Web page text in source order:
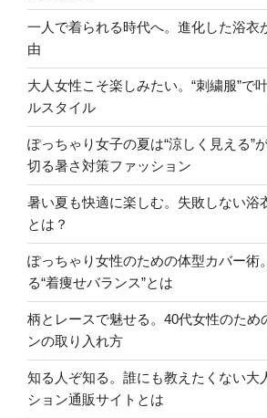
一人で着られる時代へ。進化した浴衣
由
大人女性こそ楽しみたい。“刺繍服”で
ルスタイル
ぽっちゃり女子の夏は“涼しく見える”
切る暑さ対策ファッション
暑い夏も快適に楽しむ。失敗しない浴
とは？
ぽっちゃり女性のための体型カバー術
る“着痩せバランス”とは
柄とレースで魅せる。40代女性のため
ンの取り入れ方
知る人ぞ知る。誰にも教えたくない大
ション通販サイトとは